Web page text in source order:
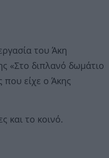
του Άκη
«Στο διπλανό δωμάτιο
είχε ο Άκης
και το κοινό.